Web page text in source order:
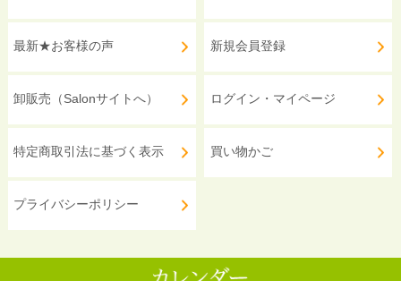
最新★お客様の声
卸販売（Salonサイトへ）
特定商取引法に基づく表示
プライバシーポリシー
新規会員登録
ログイン・マイページ
買い物かご